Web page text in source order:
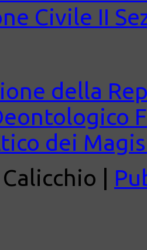
Civile II
della
dei
|